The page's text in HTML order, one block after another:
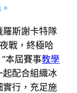
羅斯謝卡特隊
戰，終極哈
本屆賽事教學
配合組織冰
實行，充足施